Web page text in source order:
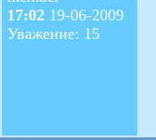
17:02 19-06-2009
Уважение: 15